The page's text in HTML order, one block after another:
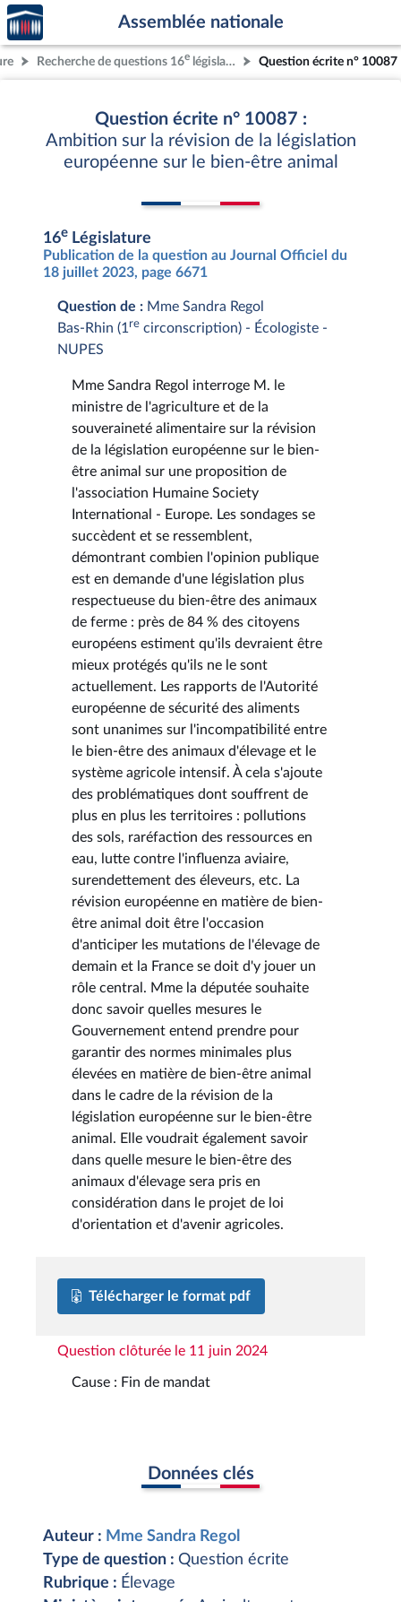
Aller au contenu
Aller en bas de la page
Accèder
à la
page
d'accueil
Assemblée nationale
Recherche de questions 16e législature Question écrite n° 10087
Question écrite n° 10087 :
Ambition sur la révision de la législation
européenne sur le bien-être animal
16e Législature
Publication de la question au Journal Officiel du
18 juillet 2023, page 6671
Question de : Mme Sandra Regol
Bas-Rhin (1 re circonscription) - Écologiste -
NUPES
Mme Sandra Regol interroge M. le
ministre de l'agriculture et de la
souveraineté alimentaire sur la révision
de la législation européenne sur le bien-
être animal sur une proposition de
l'association Humaine Society
International - Europe. Les sondages se
succèdent et se ressemblent,
démontrant combien l'opinion publique
est en demande d'une législation plus
respectueuse du bien-être des animaux
de ferme : près de 84 % des citoyens
européens estiment qu'ils devraient être
mieux protégés qu'ils ne le sont
actuellement. Les rapports de l'Autorité
européenne de sécurité des aliments
sont unanimes sur l'incompatibilité entre
le bien-être des animaux d'élevage et le
système agricole intensif. À cela s'ajoute
des problématiques dont souffrent de
plus en plus les territoires : pollutions
des sols, raréfaction des ressources en
eau, lutte contre l'influenza aviaire,
surendettement des éleveurs, etc. La
révision européenne en matière de bien-
être animal doit être l'occasion
d'anticiper les mutations de l'élevage de
demain et la France se doit d'y jouer un
rôle central. Mme la députée souhaite
donc savoir quelles mesures le
Gouvernement entend prendre pour
garantir des normes minimales plus
élevées en matière de bien-être animal
dans le cadre de la révision de la
législation européenne sur le bien-être
animal. Elle voudrait également savoir
dans quelle mesure le bien-être des
animaux d'élevage sera pris en
considération dans le projet de loi
d'orientation et d'avenir agricoles.
Télécharger le format pdf
Question clôturée le 11 juin 2024
Cause : Fin de mandat
Données clés
Auteur : Mme Sandra Regol
Type de question : Question écrite
Rubrique : Élevage